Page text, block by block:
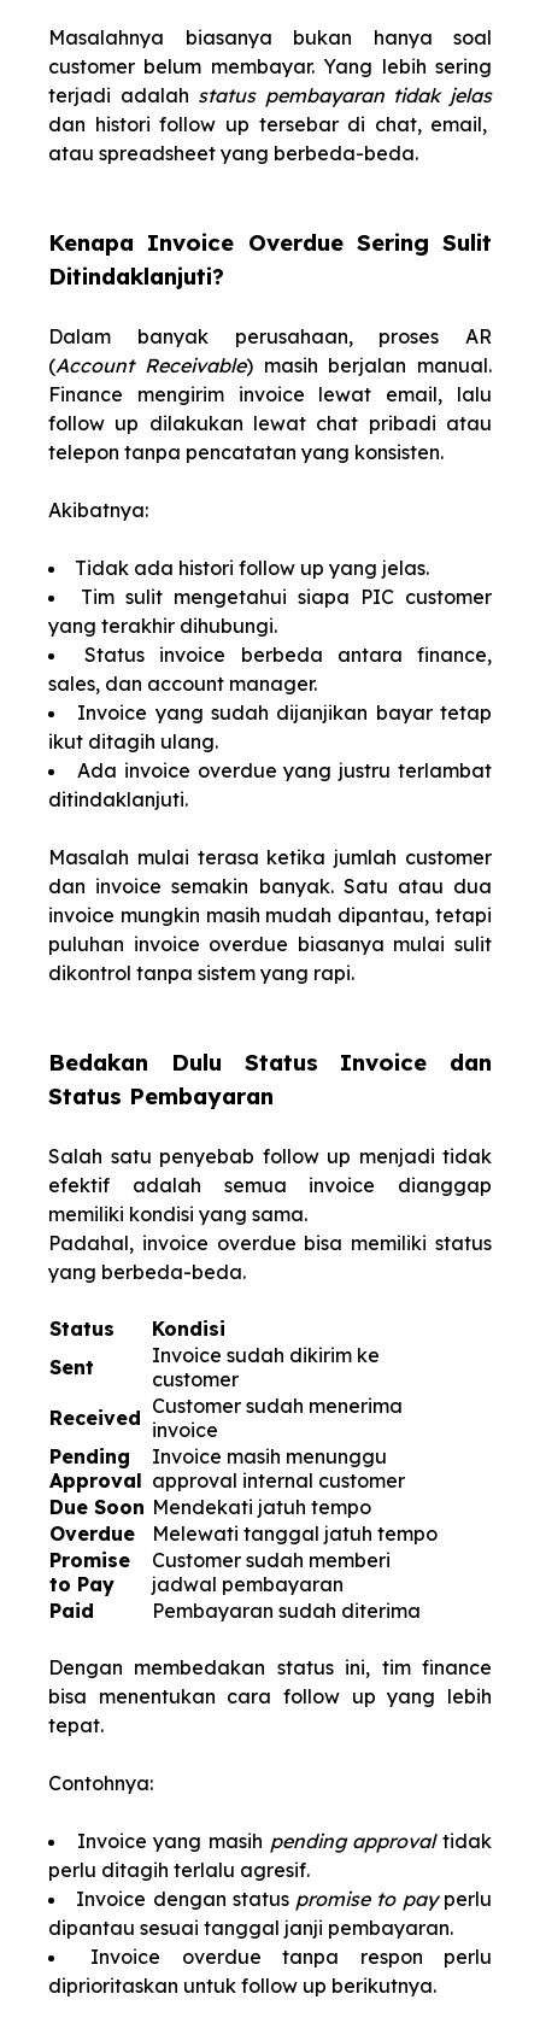
Masalahnya biasanya bukan hanya soal
customer belum membayar. Yang lebih sering
terjadi adalah status pembayaran tidak jelas
dan histori follow up tersebar di chat, email,
atau spreadsheet yang berbeda-beda.
Kenapa Invoice Overdue Sering Sulit
Ditindaklanjuti?
Dalam banyak perusahaan, proses AR
(Account Receivable) masih berjalan manual.
Finance mengirim invoice lewat email, lalu
follow up dilakukan lewat chat pribadi atau
telepon tanpa pencatatan yang konsisten.
Akibatnya:
Tidak ada histori follow up yang jelas.
Tim sulit mengetahui siapa PIC customer
yang terakhir dihubungi.
Status invoice berbeda antara finance,
sales, dan account manager.
Invoice yang sudah dijanjikan bayar tetap
ikut ditagih ulang.
Ada invoice overdue yang justru terlambat
ditindaklanjuti.
Masalah mulai terasa ketika jumlah customer
dan invoice semakin banyak. Satu atau dua
invoice mungkin masih mudah dipantau, tetapi
puluhan invoice overdue biasanya mulai sulit
dikontrol tanpa sistem yang rapi.
Bedakan Dulu Status Invoice dan
Status Pembayaran
Salah satu penyebab follow up menjadi tidak
efektif adalah semua invoice dianggap
memiliki kondisi yang sama.
Padahal, invoice overdue bisa memiliki status
yang berbeda-beda.
Status
Kondisi
Sent
Invoice sudah dikirim ke
customer
Received Customer sudah menerima
invoice
Pending
Approval
Invoice masih menunggu
approval internal customer
Due Soon Mendekati jatuh tempo
Overdue
Melewati tanggal jatuh tempo
Promise
to Pay
Customer sudah memberi
jadwal pembayaran
Paid
Pembayaran sudah diterima
Dengan membedakan status ini, tim finance
bisa menentukan cara follow up yang lebih
tepat.
Contohnya:
Invoice yang masih pending approvaltidak
perlu ditagih terlalu agresif.
Invoice dengan status promise to payperlu
dipantau sesuai tanggal janji pembayaran.
Invoice overdue tanpa respon perlu
diprioritaskan untuk follow up berikutnya.